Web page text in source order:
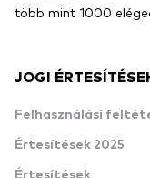
több mint 1000
JOGI
Felhasználási
Értesítések 2025
Értesítések